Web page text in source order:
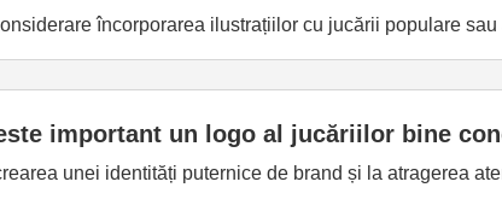
încorporarea ilustrațiilor cu jucării populare
important un logo al jucăriilor bine
unei identități puternice de brand și la atragerea